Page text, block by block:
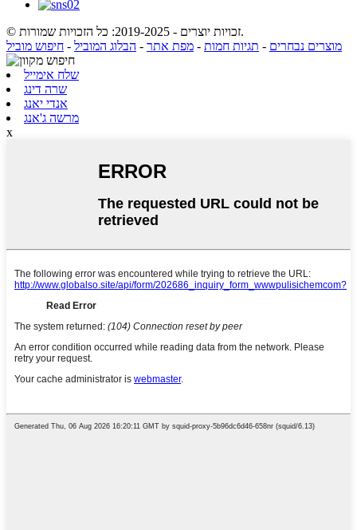
© זכויות יוצרים - 2019-2025: כל הזכויות שמורות.
מוצרים נבחרים - תגיות חמות - מפת אתר - הבלוג המוביל - חיפוש מוביל
שלח אימייל
שרה דינג
אנדי יאנג
מרשה ג'אנג
x